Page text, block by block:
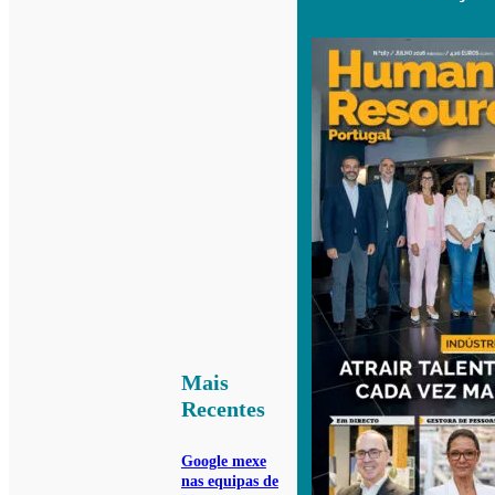
Mais
Recentes
Google mexe
nas equipas de